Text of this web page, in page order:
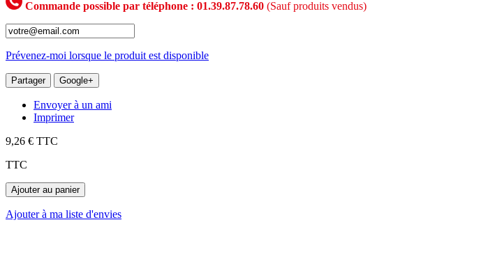
Commande possible par téléphone : 01.39.87.78.60 (Sauf produits vendus)
Prévenez-moi lorsque le produit est disponible
Partager Google+
Envoyer à un ami
Imprimer
9,26 € TTC
TTC
Ajouter au panier
Ajouter à ma liste d'envies